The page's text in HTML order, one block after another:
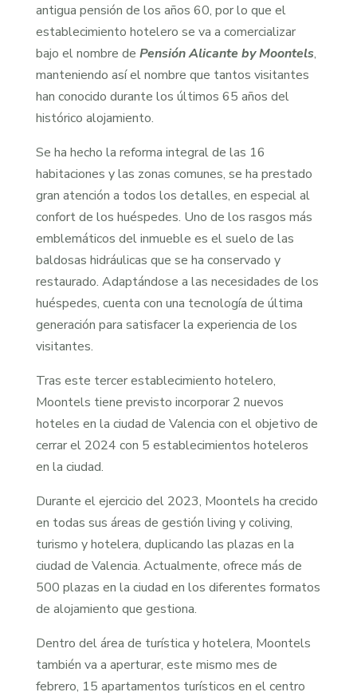
antigua pensión de los años 60, por lo que el
establecimiento hotelero se va a comercializar
bajo el nombre de Pensión Alicante by Moontels,
manteniendo así el nombre que tantos visitantes
han conocido durante los últimos 65 años del
histórico alojamiento.
Se ha hecho la reforma integral de las 16
habitaciones y las zonas comunes, se ha prestado
gran atención a todos los detalles, en especial al
confort de los huéspedes. Uno de los rasgos más
emblemáticos del inmueble es el suelo de las
baldosas hidráulicas que se ha conservado y
restaurado. Adaptándose a las necesidades de los
huéspedes, cuenta con una tecnología de última
generación para satisfacer la experiencia de los
visitantes.
Tras este tercer establecimiento hotelero,
Moontels tiene previsto incorporar 2 nuevos
hoteles en la ciudad de Valencia con el objetivo de
cerrar el 2024 con 5 establecimientos hoteleros
en la ciudad.
Durante el ejercicio del 2023, Moontels ha crecido
en todas sus áreas de gestión living y coliving,
turismo y hotelera, duplicando las plazas en la
ciudad de Valencia. Actualmente, ofrece más de
500 plazas en la ciudad en los diferentes formatos
de alojamiento que gestiona.
Dentro del área de turística y hotelera, Moontels
también va a aperturar, este mismo mes de
febrero, 15 apartamentos turísticos en el centro